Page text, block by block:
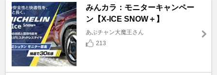
みんカラ：モニターキャンペー
ン【X-ICE SNOW＋】
あぶチャン大魔王さん
213